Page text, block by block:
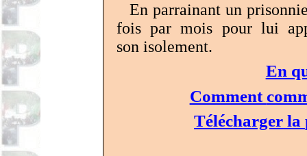
En parrainant un
fois par mois pour lui
son isolement.
En
Comment
Télécharger la